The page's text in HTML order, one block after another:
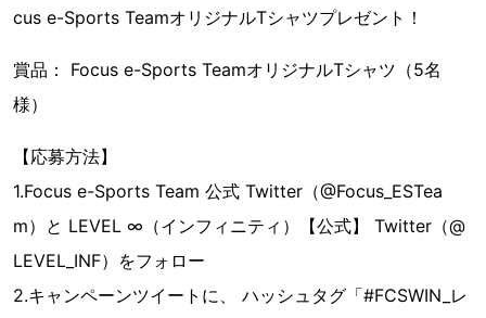
cus e-Sports TeamオリジナルTシャツプレゼント！
賞品： Focus e-Sports TeamオリジナルTシャツ（5名
様）
【応募方法】
1.Focus e-Sports Team 公式 Twitter（@Focus_ESTea
m）と LEVEL ∞（インフィニティ）【公式】 Twitter（@
LEVEL_INF）をフォロー
2.キャンペーンツイートに、 ハッシュタグ「#FCSWIN_レ